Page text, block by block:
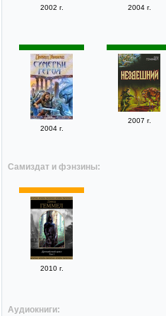
2002 г. 2004 г.
2004 г.
2007 г.
Самиздат и фэнзины:
2010 г.
Аудиокниги: